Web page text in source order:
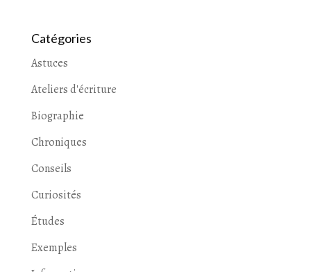
Catégories
Astuces
Ateliers d'écriture
Biographie
Chroniques
Conseils
Curiosités
Études
Exemples